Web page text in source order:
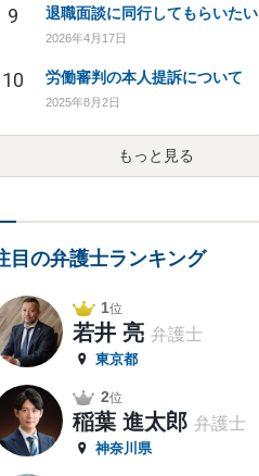
9 退職面談に同行してもらいたい
2026年4月17日
10 労働審判の本人提訴について
2025年8月2日
もっと見る
目の弁護士ランキング
1位
若井 亮 弁護士
東京都
2位
稲葉 進太郎 弁護士
神奈川県